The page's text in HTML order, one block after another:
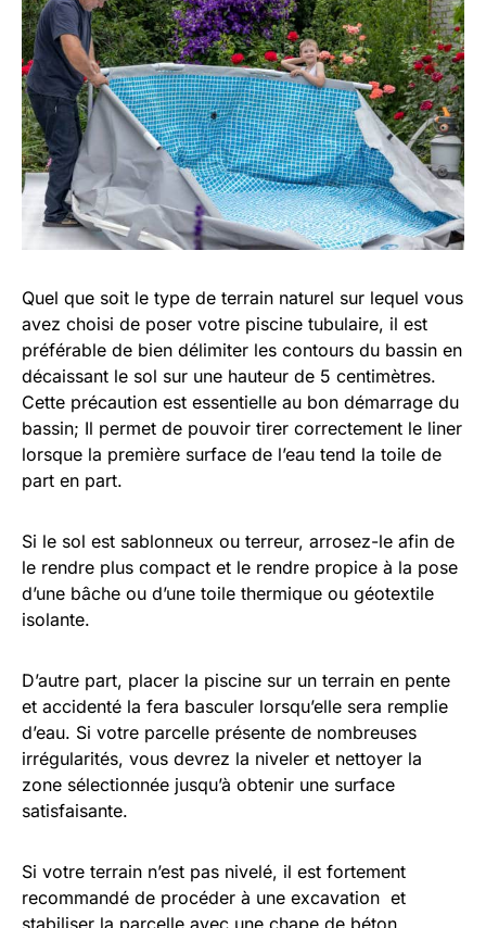
Quel que soit le type de terrain naturel sur lequel vous
avez choisi de poser votre piscine tubulaire, il est
préférable de bien délimiter les contours du bassin en
décaissant le sol sur une hauteur de 5 centimètres.
Cette précaution est essentielle au bon démarrage du
bassin; Il permet de pouvoir tirer correctement le liner
lorsque la première surface de l’eau tend la toile de
part en part.
Si le sol est sablonneux ou terreur, arrosez-le afin de
le rendre plus compact et le rendre propice à la pose
d’une bâche ou d’une toile thermique ou géotextile
isolante.
D’autre part, placer la piscine sur un terrain en pente
et accidenté la fera basculer lorsqu’elle sera remplie
d’eau. Si votre parcelle présente de nombreuses
irrégularités, vous devrez la niveler et nettoyer la
zone sélectionnée jusqu’à obtenir une surface
satisfaisante.
Si votre terrain n’est pas nivelé, il est fortement
recommandé de procéder à une excavation et
stabiliser la parcelle avec une chape de béton